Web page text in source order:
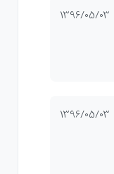
1396/05/03
1396/05/03